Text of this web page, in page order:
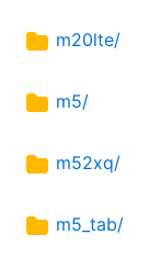
m20lte/
m5/
m52xq/
m5_tab/